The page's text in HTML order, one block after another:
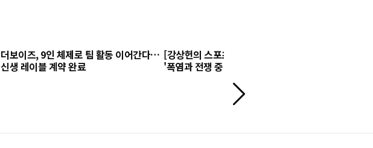
더보이즈, 9인 체제로 팀 활동 이어간다…
신생 레이블 계약 완료
[강상헌의 스포츠+] 프로스포츠는 지금
'폭염과 전쟁 중'
다